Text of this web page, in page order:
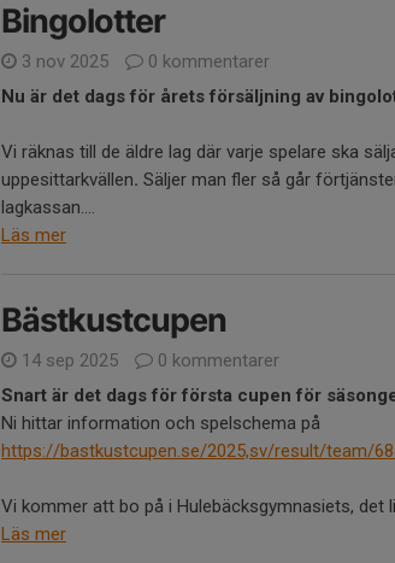
Bingolotter
3 nov 2025
0 kommentarer
Nu är det dags för årets försäljning av
Vi räknas till de äldre lag där varje spelare ska
uppesittarkvällen. Säljer man fler så går
lagkassan....
Läs mer
Bästkustcupen
14 sep 2025
0 kommentarer
Snart är det dags för första cupen för
Ni hittar information och spelschema på
https://bastkustcupen.se/2025,sv/result/team/
Vi kommer att bo på i Hulebäcksgymnasiets, det
Läs mer